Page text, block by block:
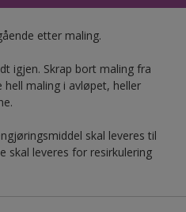
etter maling.
igjen. Skrap bort maling fra
maling i avløpet, heller
skal leveres til
skal leveres for resirkulering